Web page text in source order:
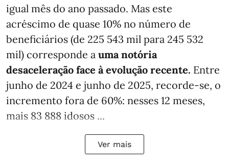
igual mês do ano passado. Mas este
acréscimo de quase 10% no número de
beneficiários (de 225 543 mil para 245 532
mil) corresponde a uma notória
desaceleração face à evolução recente. Entre
junho de 2024 e junho de 2025, recorde-se, o
incremento fora de 60%: nesses 12 meses,
mais 83 888 idosos ...
Ver mais